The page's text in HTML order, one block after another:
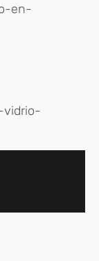
en-
vidrio-